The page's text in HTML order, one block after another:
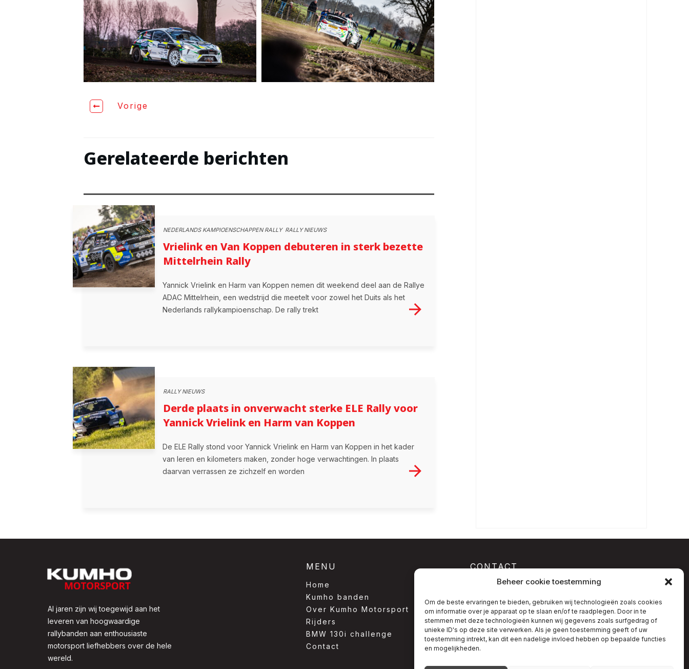
Beheer cookie toestemming
Om de beste ervaringen te bieden, gebruiken wij technologieën zoals cookies
om informatie over je apparaat op te slaan en/of te raadplegen. Door in te
stemmen met deze technologieën kunnen wij gegevens zoals surfgedrag of
unieke ID's op deze site verwerken. Als je geen toestemming geeft of uw
toestemming intrekt, kan dit een nadelige invloed hebben op bepaalde functies
en mogelijkheden.
Vorige
Gerelateerde berichten
NEDERLANDS KAMPIOENSCHAPPEN RALLY, RALLY NIEUWS
Vrielink en Van Koppen debuteren in sterk bezette
Mittelrhein Rally
Yannick Vrielink en Harm van Koppen nemen dit weekend deel aan de Rallye
ADAC Mittelrhein, een wedstrijd die meetelt voor zowel het Duits als het
Nederlands rallykampioenschap. De rally trekt
RALLY NIEUWS
Derde plaats in onverwacht sterke ELE Rally voor
Yannick Vrielink en Harm van Koppen
De ELE Rally stond voor Yannick Vrielink en Harm van Koppen in het kader
van leren en kilometers maken, zonder hoge verwachtingen. In plaats
daarvan verrassen ze zichzelf en worden
Al jaren zijn wij toegewijd aan het
leveren van hoogwaardige
rallybanden aan enthousiaste
motorsport liefhebbers over de hele
wereld.
MENU
Home
Kumho banden
Over Kumho Motorsport
Rijders
BMW 130i challenge
Contact
CONTACT
Telefoon:+0031 654 281 928
Adres: Gruttostraat 69, 7471 ER Goor